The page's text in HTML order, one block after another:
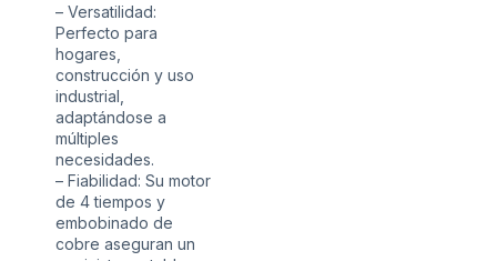
– Versatilidad:
Perfecto para
hogares,
construcción y uso
industrial,
adaptándose a
múltiples
necesidades.
– Fiabilidad: Su motor
de 4 tiempos y
embobinado de
cobre aseguran un